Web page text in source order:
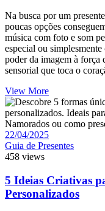
Na busca por um
poucas opções
música com foto e som
especial ou
poder da imagem à força
sensorial que toca o
View More
22/04/2025
Guia de Presentes
458 views
5 Ideias Criativas
Personalizados